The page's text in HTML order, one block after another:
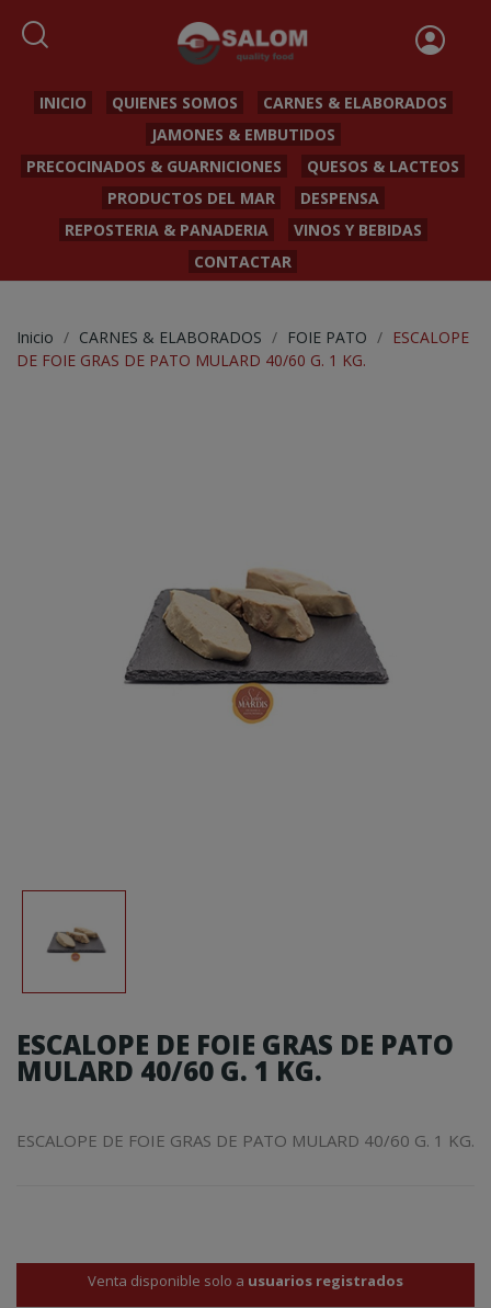
INICIO QUIENES SOMOS
CARNES & ELABORADOS
JAMONES & EMBUTIDOS
PRECOCINADOS & GUARNICIONES
QUESOS & LACTEOS
PRODUCTOS DEL MAR
DESPENSA
REPOSTERIA & PANADERIA
VINOS Y BEBIDAS
CONTACTAR
Inicio CARNES & ELABORADOS FOIE PATO
ESCALOPE
DE FOIE GRAS DE PATO MULARD 40/60 G. 1 KG.
ESCALOPE DE FOIE GRAS DE PATO
MULARD 40/60 G. 1 KG.
ESCALOPE DE FOIE GRAS DE PATO MULARD 40/60 G. 1 KG.
Venta disponible solo a usuarios registrados